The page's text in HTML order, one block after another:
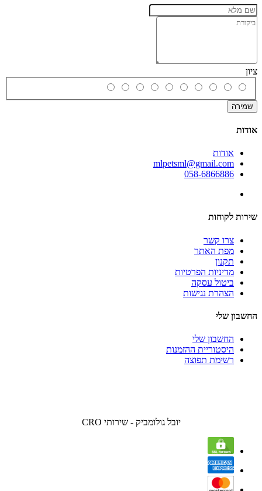
ציון
שמירה
אודות
אודות
mlpetsml@gmail.com
058-6866886
שירות לקוחות
צרו קשר
מפת האתר
תקנון
מדיניות הפרטיות
ביטול עסקה
הצהרת נגישות
החשבון שלי
החשבון שלי
היסטוריית ההזמנות
רשימת תפוצה
יובל גולומביק - שירותי CRO